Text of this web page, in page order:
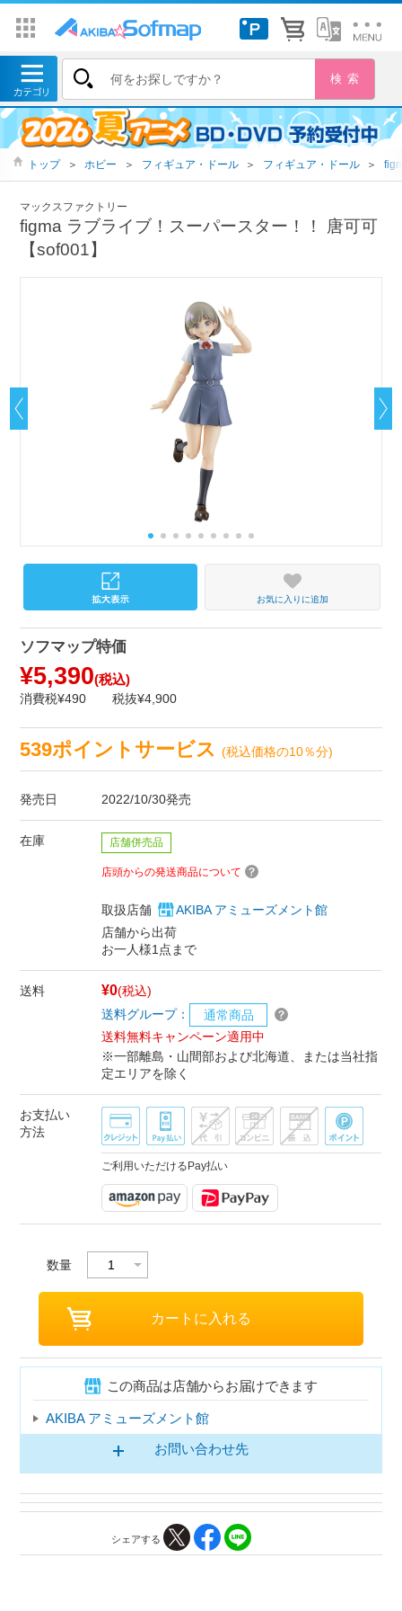
トップ ＞ ホビー ＞ フィギュア・ドール ＞ フィギュア・ドール ＞
マックスファクトリー
figma ラブライブ！スーパースター！！ 唐可可
【sof001】
お気に入りに追加
ソフマップ特価
¥5,390(税込)
消費税¥490 税抜¥4,900
539ポイントサービス(税込価格の10％分)
発売日 2022/10/30発売
在庫 店舗併売品
店頭からの発送商品について
取扱店舗
AKIBA アミューズメント館
店舗から出荷
お一人様1点まで
送料 ¥0(税込)
送料グループ：
通常商品
送料無料キャンペーン適用中
※一部離島・山間部および北海道、または当社指
定エリアを除く
お支払い
方法
ご利用いただけるPay払い
数量
この商品は店舗からお届けできます
AKIBA アミューズメント館
お問い合わせ先
シェアする